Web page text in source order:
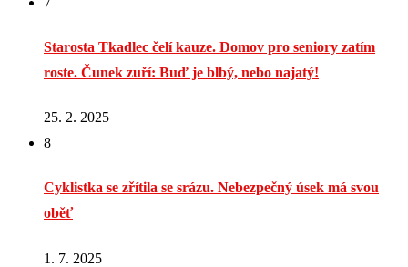
Starosta Tkadlec čelí kauze. Domov pro seniory zatím
roste. Čunek zuří: Buď je blbý, nebo najatý!
25. 2. 2025
8
Cyklistka se zřítila se srázu. Nebezpečný úsek má svou
oběť
1. 7. 2025